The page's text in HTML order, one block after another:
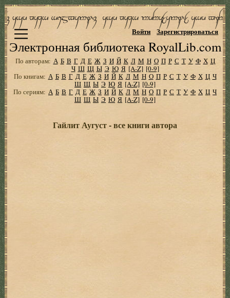
Электронная библиотека RoyalLib.com
Войти Зарегистрироваться
По авторам: А Б В Г Д Е Ж З И Й К Л М Н О П Р С Т У Ф Х Ц
Ч Ш Щ Ы Э Ю Я [A-Z] [0-9]
По книгам: А Б В Г Д Е Ж З И Й К Л М Н О П Р С Т У Ф Х Ц Ч
Ш Щ Ы Э Ю Я [A-Z] [0-9]
По сериям: А Б В Г Д Е Ж З И Й К Л М Н О П Р С Т У Ф Х Ц Ч
Ш Щ Ы Э Ю Я [A-Z] [0-9]
Гайлит Аугуст - все книги автора